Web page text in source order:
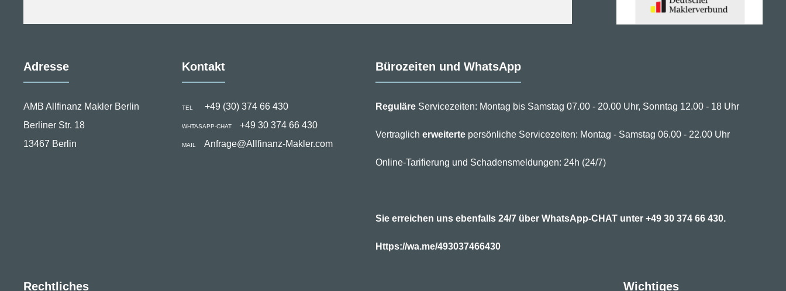
Adresse
AMB Allfinanz Makler Berlin
Berliner Str. 18
13467 Berlin
Kontakt
TEL +49 (30) 374 66 430
WHTASAPP-CHAT +49 30 374 66 430
MAIL Anfrage@Allfinanz-Makler.com
Bürozeiten und WhatsApp
ReguläreServicezeiten: Montag bis Samstag 07.00 - 20.00 Uhr, Sonntag 12.00 - 18 Uhr
Vertraglich erweitertepersönliche Servicezeiten: Montag - Samstag 06.00 - 22.00 Uhr
Online-Tarifierung und Schadensmeldungen: 24h (24/7)
Sie erreichen uns ebenfalls 24/7 über WhatsApp-CHAT unter +49 30 374 66 430.
Https://wa.me/493037466430
Rechtliches Wichtiges